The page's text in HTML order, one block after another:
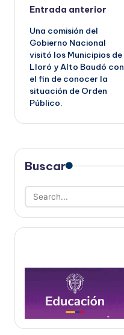
Navegación
de
entradas
Entrada anterior
Una comisión del
Gobierno Nacional
visitó los Municipios de
Lloró y Alto Baudó con
el fin de conocer la
situación de Orden
Público.
Buscar